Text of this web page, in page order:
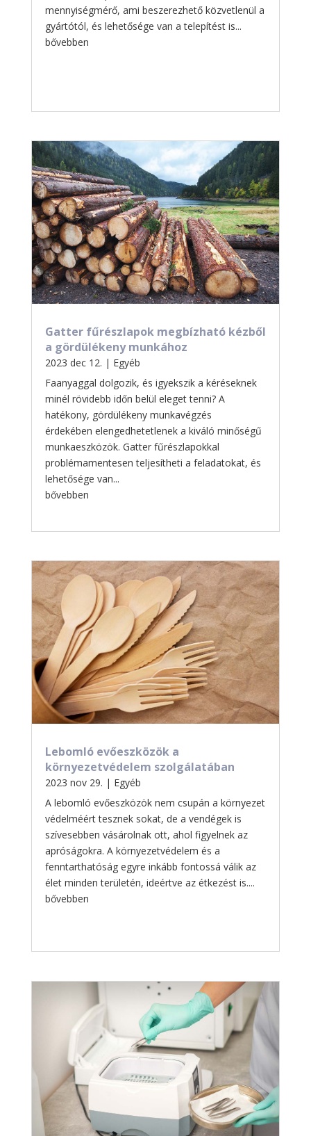
mennyiségmérő, ami beszerezhető közvetlenül a
gyártótól, és lehetősége van a telepítést is...
bővebben
Gatter fűrészlapok megbízható kézből
a gördülékeny munkához
2023 dec 12. | Egyéb
Faanyaggal dolgozik, és igyekszik a kéréseknek
minél rövidebb időn belül eleget tenni? A
hatékony, gördülékeny munkavégzés
érdekében elengedhetetlenek a kiváló minőségű
munkaeszközök. Gatter fűrészlapokkal
problémamentesen teljesítheti a feladatokat, és
lehetősége van...
bővebben
Lebomló evőeszközök a
környezetvédelem szolgálatában
2023 nov 29. | Egyéb
A lebomló evőeszközök nem csupán a környezet
védelméért tesznek sokat, de a vendégek is
szívesebben vásárolnak ott, ahol figyelnek az
apróságokra. A környezetvédelem és a
fenntarthatóság egyre inkább fontossá válik az
élet minden területén, ideértve az étkezést is....
bővebben